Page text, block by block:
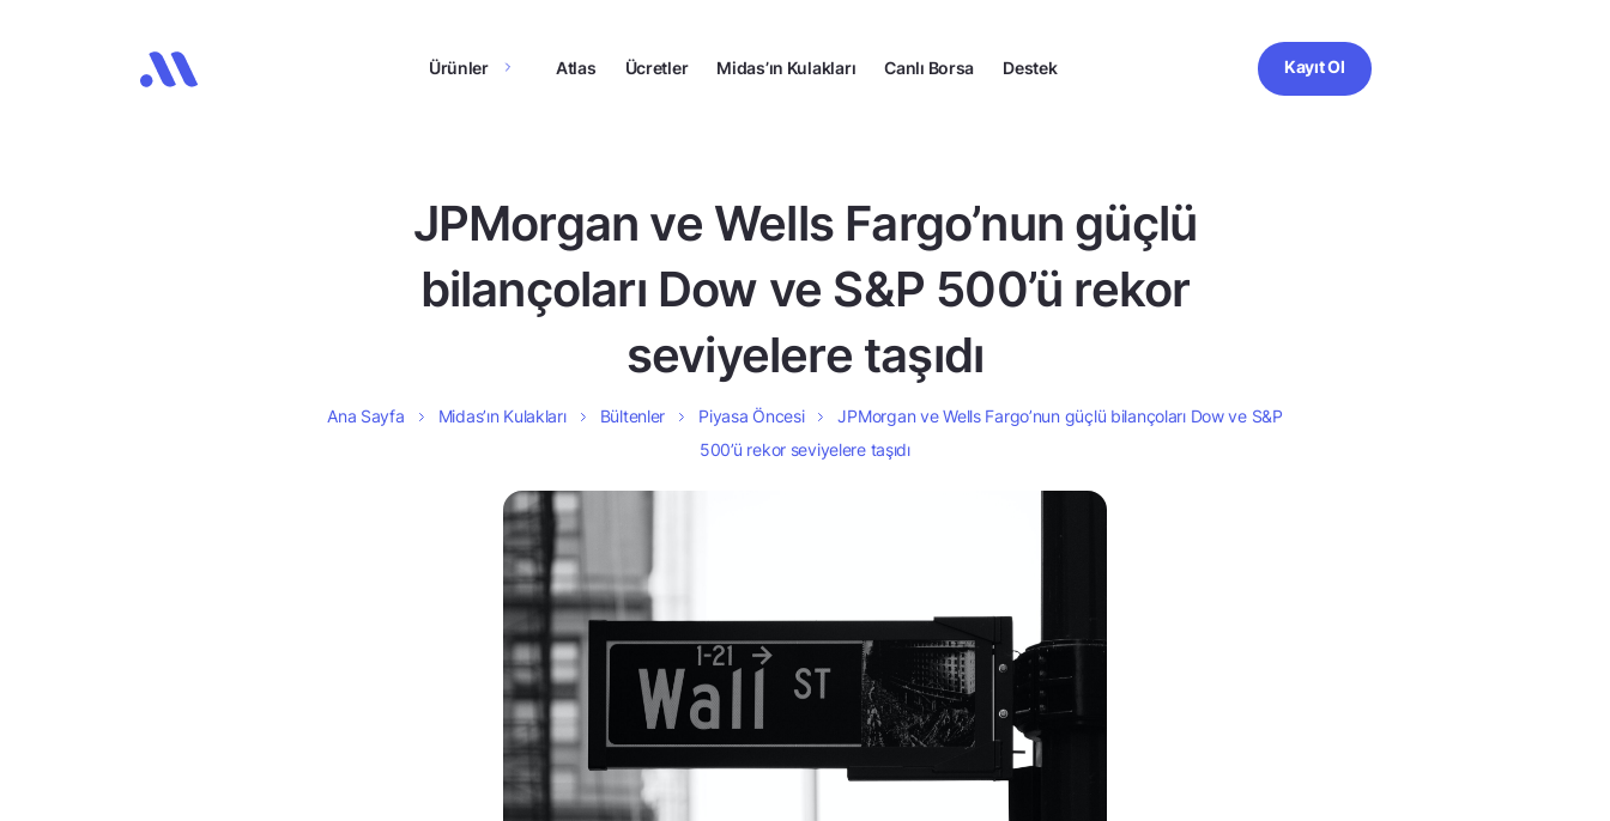
Ürünler Atlas Ücretler Midas’ın Kulakları Canlı Borsa Destek Kayıt Ol
JPMorgan ve Wells Fargo’nun güçlü
bilançoları Dow ve S&P 500’ü rekor
seviyelere taşıdı
Ana Sayfa Midas’ın Kulakları Bültenler Piyasa Öncesi
JPMorgan ve Wells Fargo’nun güçlü bilançoları Dow ve S&P
500’ü rekor seviyelere taşıdı